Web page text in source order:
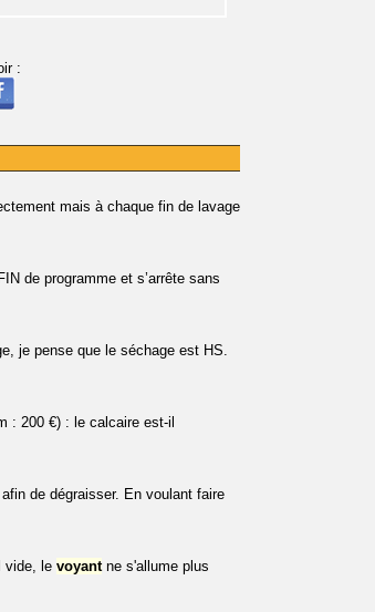
:
mais à chaque fin de lavage
de programme et s’arrête sans
je pense que le séchage est HS.
: 200 €) : le calcaire est-il
de dégraisser. En voulant faire
vide, le voyantne s'allume plus